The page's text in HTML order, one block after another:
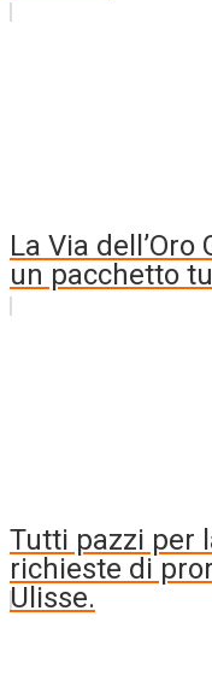
La Via
un pacchetto
Tutti pazzi per
richieste di
Ulisse.